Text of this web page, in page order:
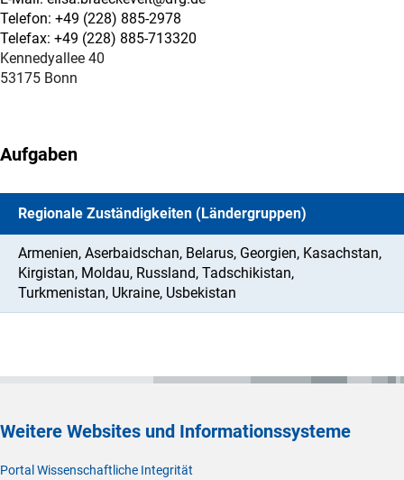
Telefon: +49 (228) 885-2978
Telefax: +49 (228) 885-713320
Kennedyallee 40
53175 Bonn
Aufgaben
Regionale Zuständigkeiten (Ländergruppen)
Armenien, Aserbaidschan, Belarus, Georgien, Kasachstan,
Kirgistan, Moldau, Russland, Tadschikistan,
Turkmenistan, Ukraine, Usbekistan
Weitere Websites und Informationssysteme
Portal Wissenschaftliche Integrität